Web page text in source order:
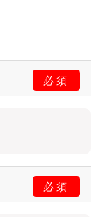
必須
必須